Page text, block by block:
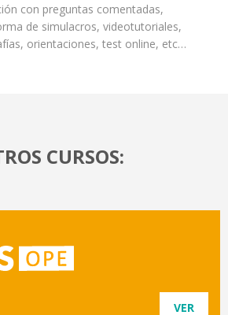
con preguntas comentadas,
de simulacros, videotutoriales,
orientaciones, test online, etc…
CURSOS:
VER